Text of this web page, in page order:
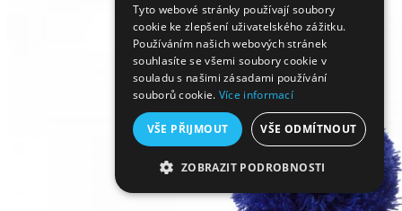
Tyto webové stránky používají soubory
cookie ke zlepšení uživatelského zážitku.
Používáním našich webových stránek
souhlasíte se všemi soubory cookie v
souladu s našimi zásadami používání
souborů cookie. Více informací
VŠE PŘIJMOUT VŠE ODMÍTNOUT
ZOBRAZIT PODROBNOSTI
NEZBYTNĚ NUTNÉ SOUBORY